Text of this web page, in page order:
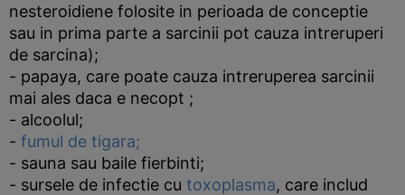
nesteroidiene folosite in perioada de conceptie
sau in prima parte a sarcinii pot cauza intreruperi
de sarcina);
- papaya, care poate cauza intreruperea sarcinii
mai ales daca e necopt ;
- alcoolul;
- fumul de tigara;
- sauna sau baile fierbinti;
- sursele de infectie cu toxoplasma, care includ